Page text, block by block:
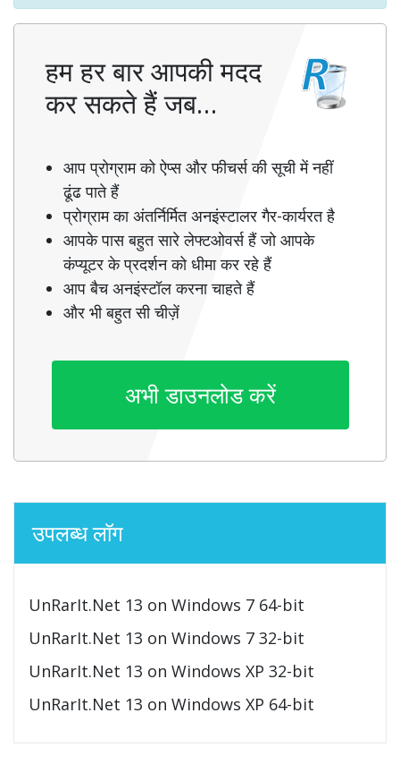
हम हर बार आपकी मदद
कर सकते हैं जब…
आप प्रोग्राम को ऐप्स और फीचर्स की सूची में नहीं
ढूंढ पाते हैं
प्रोग्राम का अंतर्निर्मित अनइंस्टालर गैर-कार्यरत है
आपके पास बहुत सारे लेफ्टओवर्स हैं जो आपके
कंप्यूटर के प्रदर्शन को धीमा कर रहे हैं
आप बैच अनइंस्टॉल करना चाहते हैं
और भी बहुत सी चीज़ें
अभी डाउनलोड करें
उपलब्ध लॉग
UnRarIt.Net 13 on Windows 7 64-bit
UnRarIt.Net 13 on Windows 7 32-bit
UnRarIt.Net 13 on Windows XP 32-bit
UnRarIt.Net 13 on Windows XP 64-bit